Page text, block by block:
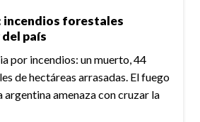
incendios forestales
país
por incendios: un muerto, 44
de hectáreas arrasadas. El fuego
argentina amenaza con cruzar la